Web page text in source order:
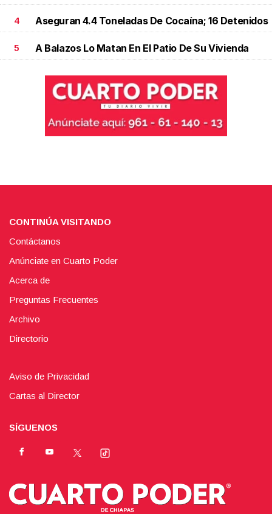
4 Aseguran 4.4 Toneladas De Cocaína; 16 Detenidos
5 A Balazos Lo Matan En El Patio De Su Vivienda
CONTINÚA VISITANDO
Contáctanos
Anúnciate en Cuarto Poder
Acerca de
Preguntas Frecuentes
Archivo
Directorio
Aviso de Privacidad
Cartas al Director
SÍGUENOS